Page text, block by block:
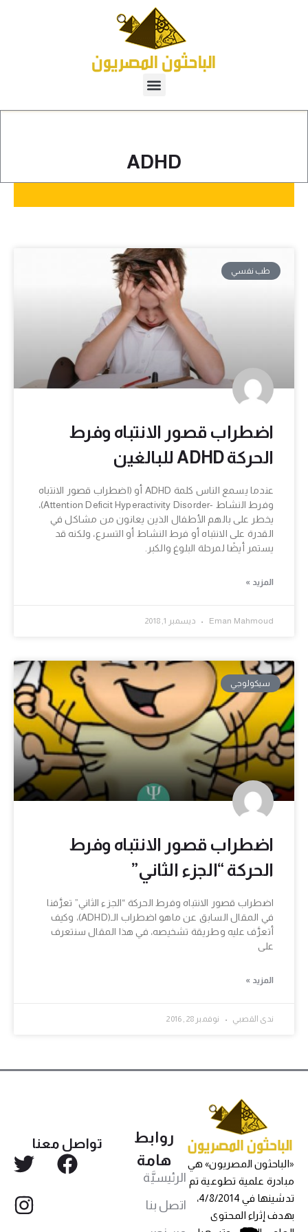
ADHD
طب نفسي
اضطراب قصور الانتباه وفرط
الحركة ADHD للبالغين
عندما يسمع الناس كلمة ADHD أو (اضطراب قصور الانتباه
وفرط النشاط -Attention Deficit Hyperactivity Disorder)،
يخطر على بالهم الأطفال الذين يعانون من مشاكل في
القدرة على الانتباه أو فرط النشاط أو التسرع، ولكنه قد
يستمر أيضًا لمرحلة البلوغ والكبر.
المزيد »
Eman Mahmoud ديسمبر 1, 2018
سيكولوجي
اضطراب قصور الانتباه وفرط
الحركة “الجزء الثاني”
اضطراب قصور الانتباه وفرط الحركة “الجزء الثاني” تعرَّفنا
في المقال السابق عن ماهو اضطراب الـ(ADHD)، وكيف
أتعرَّف عليه وطريقة تشخيصه، في هذا المقال سنتعرف
على
المزيد »
ندى القصبي نوفمبر 28, 2016
«الباحثون المصريون» هي
مبادرة علمية تطوعية تم
تدشينها في 4/8/2014،
بهدف إثراء المحتوى
روابط
هامة
الرئيسيَّة
اتصل بنا
تواصل معنا